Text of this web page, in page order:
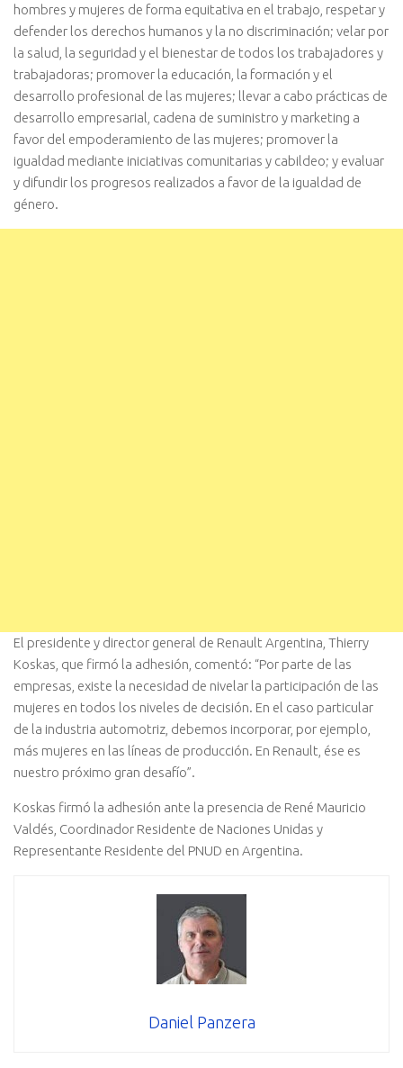
hombres y mujeres de forma equitativa en el trabajo, respetar y
defender los derechos humanos y la no discriminación; velar por
la salud, la seguridad y el bienestar de todos los trabajadores y
trabajadoras; promover la educación, la formación y el
desarrollo profesional de las mujeres; llevar a cabo prácticas de
desarrollo empresarial, cadena de suministro y marketing a
favor del empoderamiento de las mujeres; promover la
igualdad mediante iniciativas comunitarias y cabildeo; y evaluar
y difundir los progresos realizados a favor de la igualdad de
género.
El presidente y director general de Renault Argentina, Thierry
Koskas, que firmó la adhesión, comentó: “Por parte de las
empresas, existe la necesidad de nivelar la participación de las
mujeres en todos los niveles de decisión. En el caso particular
de la industria automotriz, debemos incorporar, por ejemplo,
más mujeres en las líneas de producción. En Renault, ése es
nuestro próximo gran desafío”.
Koskas firmó la adhesión ante la presencia de René Mauricio
Valdés, Coordinador Residente de Naciones Unidas y
Representante Residente del PNUD en Argentina.
Daniel Panzera